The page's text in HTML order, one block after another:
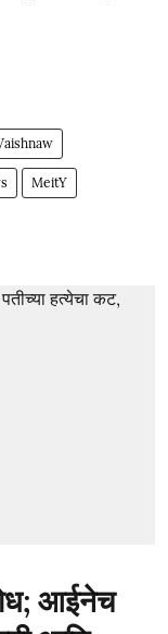
MeitY
आईनेच